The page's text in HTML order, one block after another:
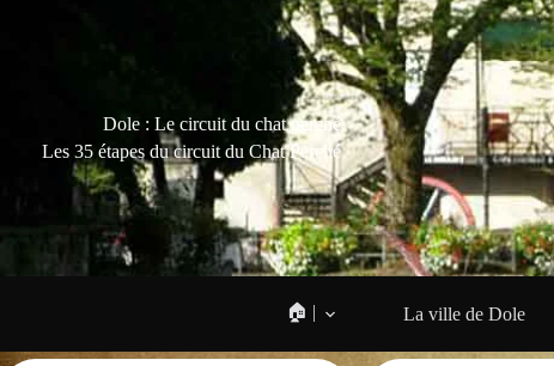
Dole : Le circuit du chat perché
Les 35 étapes du circuit du Chat Perché
🏠 | La ville de Dole